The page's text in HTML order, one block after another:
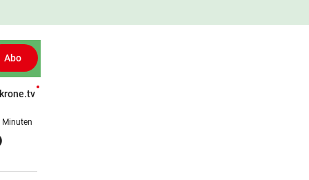
Abo
Patientenberichte
krone.tv
Minuten